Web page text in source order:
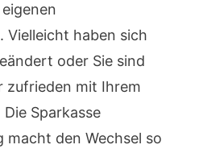
Vielleicht haben sich
oder Sie sind
zufrieden mit Ihrem
Sparkasse
macht den Wechsel so